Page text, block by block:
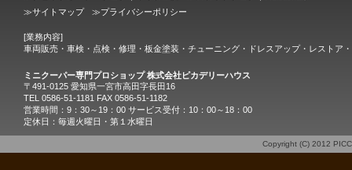
≫サイトマップ ≫プライバシーポリシー
[業務内容]
車両販売・車検・点検・修理・板金塗装・チューニング・ドレスアップ・レストア
ミニクーパー専門プロショップ 株式会社ピカデリーハウス
〒491-0125 愛知県一宮市高田字長田16
TEL 0586-51-1181 FAX 0586-51-1182
営業時間：9：30～19：00 サービス受付：10：00～18：00
定休日：毎週火曜日・第１水曜日
Copyright (C) 2012